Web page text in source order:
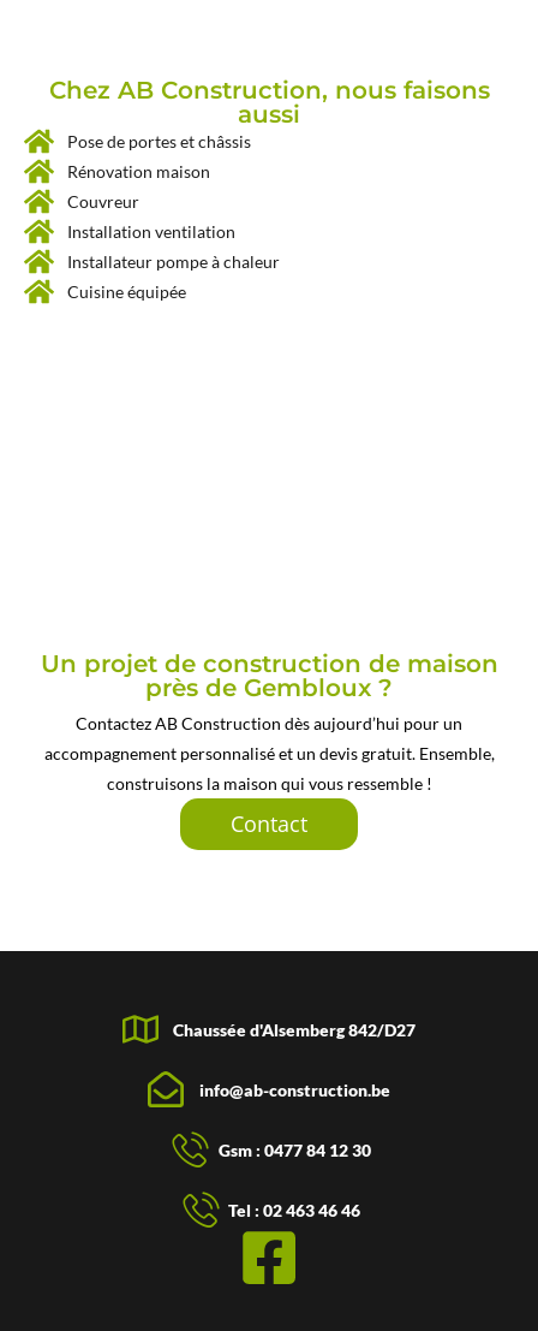
Chez AB Construction, nous faisons
aussi
Pose de portes et châssis
Rénovation maison
Couvreur
Installation ventilation
Installateur pompe à chaleur
Cuisine équipée
Un projet de construction de maison
près de Gembloux ?
Contactez AB Construction dès aujourd’hui pour un
accompagnement personnalisé et un devis gratuit. Ensemble,
construisons la maison qui vous ressemble !
Contact
Chaussée d'Alsemberg 842/D27
info@ab-construction.be
Gsm : 0477 84 12 30
Tel : 02 463 46 46